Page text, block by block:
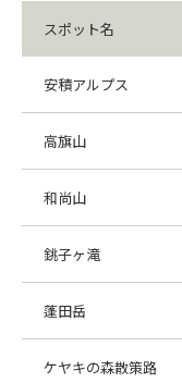
スポット名
安積アルプス
高旗山
和尚山
銚子ヶ滝
蓬田岳
ケヤキの森散策路